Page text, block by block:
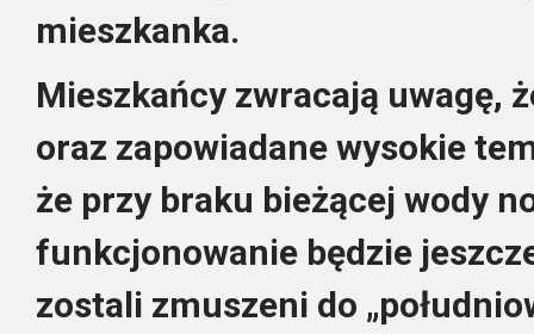
mieszkanka.
Mieszkańcy zwracają uwagę,
oraz zapowiadane wysokie
że przy braku bieżącej wody
funkcjonowanie będzie
zostali zmuszeni do